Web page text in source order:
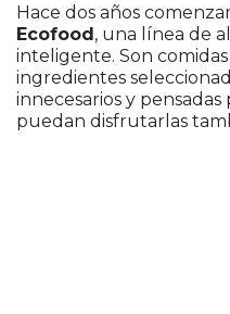
Hace dos años
Ecofood, una línea de
inteligente. Son
ingredientes
innecesarios y
puedan disfrutarlas